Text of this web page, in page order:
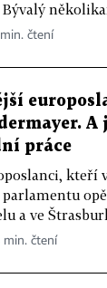
čtení
práce
kteří
parlamentu
a ve
min. čtení